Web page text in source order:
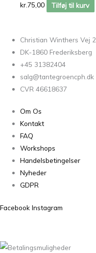
kr.75,00 Tilføj til kurv
Christian Winthers Vej 2
DK-1860 Frederiksberg
+45 31382404
salg@tantegroencph.dk
CVR 46618637
Om Os
Kontakt
FAQ
Workshops
Handelsbetingelser
Nyheder
GDPR
Facebook Instagram